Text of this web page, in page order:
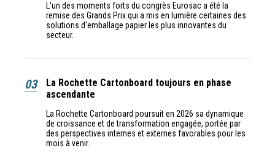
L'un des moments forts du congrès Eurosac a été la
remise des Grands Prix qui a mis en lumière certaines des
solutions d'emballage papier les plus innovantes du
secteur.
03
La Rochette Cartonboard toujours en phase
ascendante
La Rochette Cartonboard poursuit en 2026 sa dynamique
de croissance et de transformation engagée, portée par
des perspectives internes et externes favorables pour les
mois à venir.